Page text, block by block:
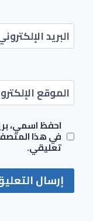
البريد
الموقع
احفظ اسمي،
في هذا
تعليقي.